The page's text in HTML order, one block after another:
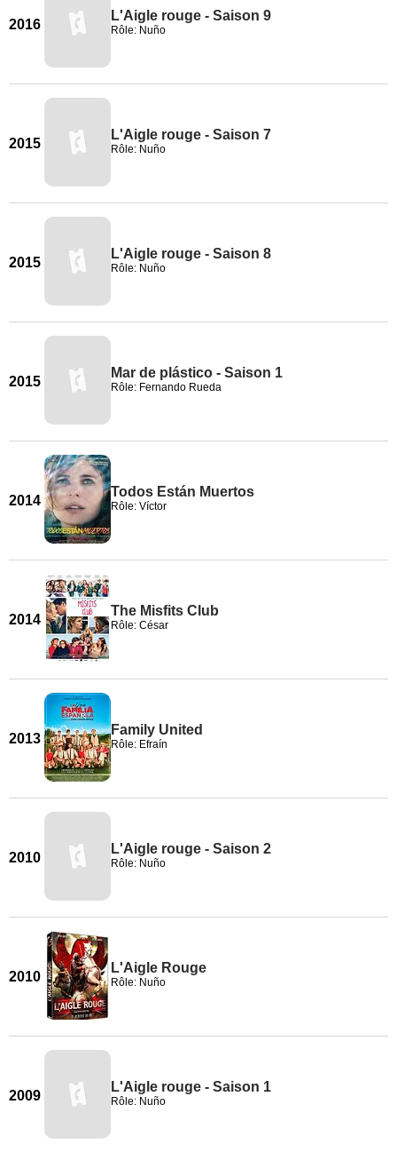
2016
L'Aigle rouge - Saison 9
Rôle: Nuño
2015
L'Aigle rouge - Saison 7
Rôle: Nuño
2015
L'Aigle rouge - Saison 8
Rôle: Nuño
2015
Mar de plástico - Saison 1
Rôle: Fernando Rueda
2014
Todos Están Muertos
Rôle: Víctor
2014
The Misfits Club
Rôle: César
2013
Family United
Rôle: Efraín
2010
L'Aigle rouge - Saison 2
Rôle: Nuño
2010
L'Aigle Rouge
Rôle: Nuño
2009
L'Aigle rouge - Saison 1
Rôle: Nuño